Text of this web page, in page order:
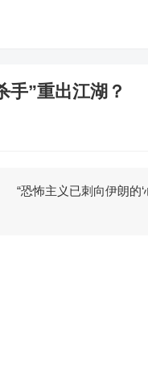
手”重出江湖？
怖主义已刺向伊朗的